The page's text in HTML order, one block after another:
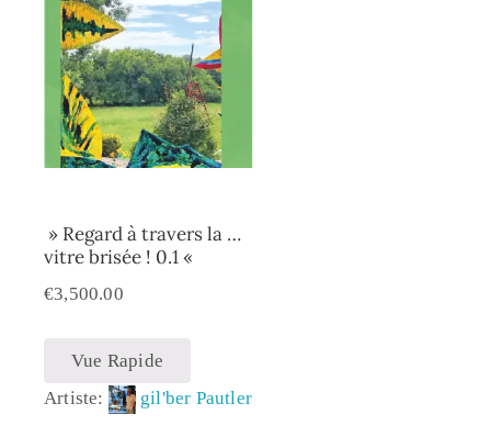
» Regard à travers la …
vitre brisée ! 0.1 «
€3,500.00
Vue Rapide
Artiste:
gil'ber Pautler